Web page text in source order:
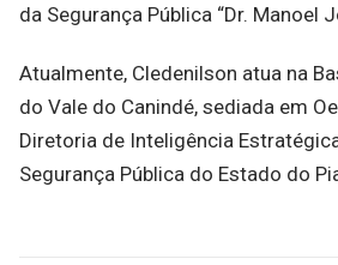
da Segurança Pública “Dr. Manoel
Atualmente, Cledenilson atua na
do Vale do Canindé, sediada em
Diretoria de Inteligência
Segurança Pública do Estado do